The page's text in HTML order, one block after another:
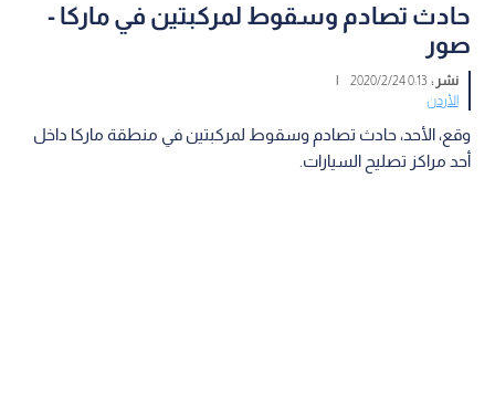
حادث تصادم وسقوط لمركبتين في ماركا -
صور
نشر :0:13 2020/2/24
|
الأردن
وقع، الأحد، حادث تصادم وسقوط لمركبتين في منطقة ماركا داخل
أحد مراكز تصليح السيارات.